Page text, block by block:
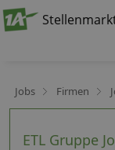
Jobs Firmen
ETL Gruppe